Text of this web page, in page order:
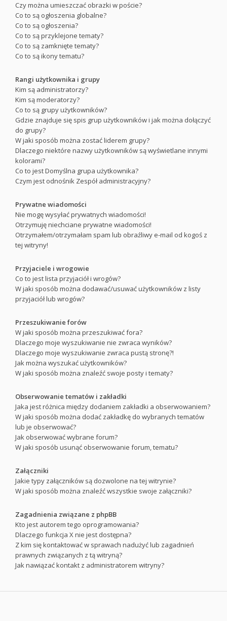
Czy można umieszczać obrazki w poście?
Co to są ogłoszenia globalne?
Co to są ogłoszenia?
Co to są przyklejone tematy?
Co to są zamknięte tematy?
Co to są ikony tematu?
Rangi użytkownika i grupy
Kim są administratorzy?
Kim są moderatorzy?
Co to są grupy użytkowników?
Gdzie znajduje się spis grup użytkowników i jak można dołączyć
do grupy?
W jaki sposób można zostać liderem grupy?
Dlaczego niektóre nazwy użytkowników są wyświetlane innymi
kolorami?
Co to jestDomyślna grupa użytkownika?
Czym jest odnośnik Zespół administracyjny?
Prywatne wiadomości
Nie mogę wysyłać prywatnych wiadomości!
Otrzymuję niechciane prywatne wiadomości!
Otrzymałem/otrzymałam spam lub obraźliwy e-mail od kogoś z
tej witryny!
Przyjaciele i wrogowie
Co to jest lista przyjaciół i wrogów?
W jaki sposób można dodawać/usuwać użytkowników z listy
przyjaciół lub wrogów?
Przeszukiwanie forów
W jaki sposób można przeszukiwać fora?
Dlaczego moje wyszukiwanie nie zwraca wyników?
Dlaczego moje wyszukiwanie zwraca pustą stronę?!
Jak można wyszukać użytkowników?
W jaki sposób można znaleźć swoje posty i tematy?
Obserwowanie tematów i zakładki
Jaka jest różnica między dodaniem zakładki a obserwowaniem?
W jaki sposób można dodać zakładkę do wybranych tematów
lub je obserwować?
Jak obserwować wybrane forum?
W jaki sposób usunąć obserwowanie forum, tematu?
Załączniki
Jakie typy załączników są dozwolone na tej witrynie?
W jaki sposób można znaleźć wszystkie swoje załączniki?
Zagadnienia związane z phpBB
Kto jest autorem tego oprogramowania?
Dlaczego funkcja X nie jest dostępna?
Z kim się kontaktować w sprawach nadużyć lub zagadnień
prawnych związanych z tą witryną?
Jak nawiązać kontakt z administratorem witryny?